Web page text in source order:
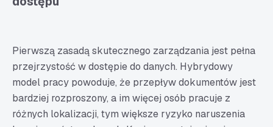
Pierwszą zasadą skutecznego zarządzania jest pełna
przejrzystość w dostępie do danych. Hybrydowy
model pracy powoduje, że przepływ dokumentów jest
bardziej rozproszony, a im więcej osób pracuje z
różnych lokalizacji, tym większe ryzyko naruszenia